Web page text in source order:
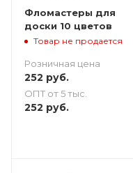
Фломастеры для
доски 10 цветов
Товар не продается
Розничная цена
252 руб.
ОПТ от 5 тыс.
252 руб.